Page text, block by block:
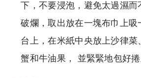
下，不要浸泡，避免太過濕而
破爛，取出放在一塊布巾上吸
台上，在米紙中央放上沙律菜
蟹和牛油果， 並緊緊地包好捲